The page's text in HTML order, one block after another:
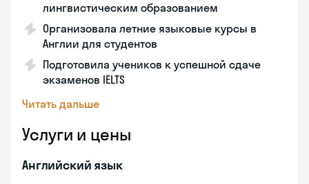
лингвистическим образованием
Организовала летние языковые курсы в
Англии для студентов
Подготовила учеников к успешной сдаче
экзаменов IELTS
Читать дальше
Услуги и цены
Английский язык